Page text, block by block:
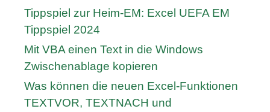
Tippspiel zur Heim-EM: Excel UEFA EM
Tippspiel 2024
Mit VBA einen Text in die Windows
Zwischenablage kopieren
Was können die neuen Excel-Funktionen
TEXTVOR, TEXTNACH und